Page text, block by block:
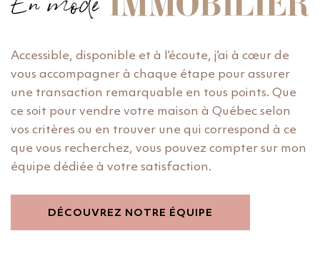
Accessible, disponible et à l’écoute, j’ai à cœur de
vous accompagner à chaque étape pour assurer
une transaction remarquable en tous points. Que
ce soit pour vendre votre maison à Québec selon
vos critères ou en trouver une qui correspond à ce
que vous recherchez, vous pouvez compter sur mon
équipe dédiée à votre satisfaction.
DÉCOUVREZ NOTRE ÉQUIPE